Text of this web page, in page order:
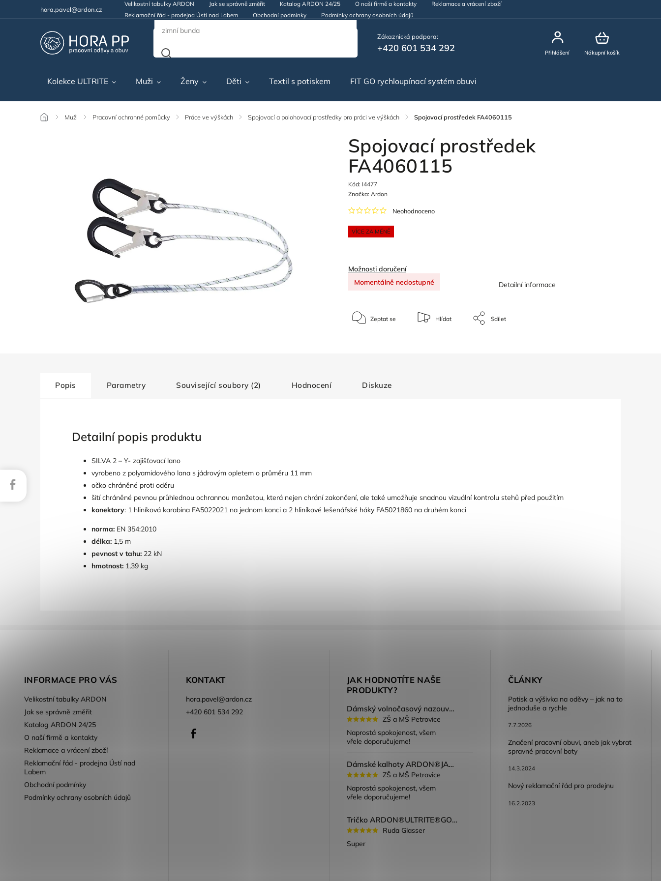
hora.pavel@ardon.cz
Velikostní tabulky ARDON Jak se správně změřit Katalog ARDON 24/25 O naší firmě a kontakty
Reklamace a vrácení zboží
Reklamační řád - prodejna Ústí nad Labem
Obchodní podmínky Podmínky ochrany osobních údajů
Zákaznická podpora:
+420 601 534 292 Nákupní košík
Přihlášení
Kolekce ULTRITE Muži Ženy Děti Textil s potiskem FIT GO rychloupínací systém obuvi
/ Muži / Pracovní ochranné pomůcky / Práce ve výškách / Spojovací a polohovací prostředky pro práci ve výškách / Spojovací prostředek FA4060115
Spojovací prostředek
FA4060115
Kód: I4477
VÍCE ZA MÉNĚ
Neohodnoceno
Značka: Ardon
Možnosti doručení
Momentálně nedostupné
Detailní informace
Zeptat se Hlídat Sdílet
Popis Parametry Související soubory (2) Hodnocení Diskuze
Detailní popis produktu
SILVA 2 – Y- zajišťovací lano
vyrobeno z polyamidového lana s jádrovým opletem o průměru 11 mm
očko chráněné proti oděru
šití chráněné pevnou průhlednou ochrannou manžetou, která nejen chrání zakončení, ale také umožňuje snadnou vizuální kontrolu stehů před použitím
konektory: 1 hliníková karabina FA5022021 na jednom konci a 2 hliníkové lešenářské háky FA5021860 na druhém konci
norma: EN 354:2010
délka: 1,5 m
pevnost v tahu: 22 kN
hmotnost: 1,39 kg
INFORMACE PRO VÁS
Velikostní tabulky ARDON
Jak se správně změřit
Katalog ARDON 24/25
O naší firmě a kontakty
Reklamace a vrácení zboží
Reklamační řád - prodejna Ústí nad
Labem
Obchodní podmínky
Podmínky ochrany osobních údajů
KONTAKT
hora.pavel@ardon.cz
+420 601 534 292
JAK HODNOTÍTE NAŠE
PRODUKTY?
Dámský volnočasový nazouvák ARDON®JUNO - růžová
ZŠ a MŠ Petrovice
Naprostá spokojenost, všem
vřele doporučujeme!
Dámské kalhoty ARDON®JASVENA šedá
ZŠ a MŠ Petrovice
Naprostá spokojenost, všem
vřele doporučujeme!
Tričko ARDON®ULTRITE®GO! dámské růžová
Ruda Glasser
Super
ČLÁNKY
Potisk a výšivka na oděvy – jak na to
jednoduše a rychle
7.7.2026
Značení pracovní obuvi, aneb jak vybrat
spravné pracovní boty
14.3.2024
Nový reklamační řád pro prodejnu
16.2.2023